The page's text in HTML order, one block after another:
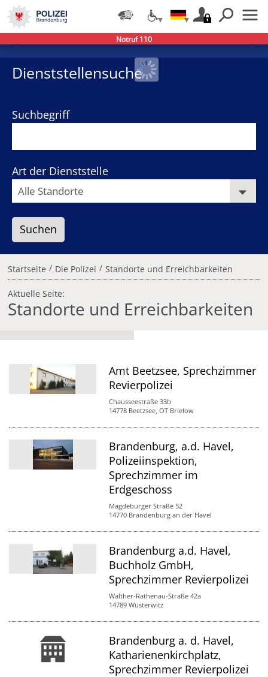
Dienststellensuche
Suchbegriff
Art der Dienststelle
Startseite / Die Polizei / Standorte und Erreichbarkeiten
Aktuelle Seite:
Standorte und Erreichbarkeiten
Amt Beetzsee, Sprechzimmer
Revierpolizei
Chausseestraße 33b
14778 Beetzsee, OT Brielow
Brandenburg, a.d. Havel,
Polizeiinspektion,
Sprechzimmer im
Erdgeschoss
Magdeburger Straße 52
14770 Brandenburg an der Havel
Brandenburg a.d. Havel,
Buchholz GmbH,
Sprechzimmer Revierpolizei
Walther-Rathenau-Straße 42a
14789 Wusterwitz
Brandenburg a. d. Havel,
Katharienenkirchplatz,
Sprechzimmer Revierpolizei
Notruf 110